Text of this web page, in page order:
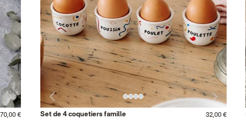
70,00 €
Set de 4 coquetiers famille 32,00 €